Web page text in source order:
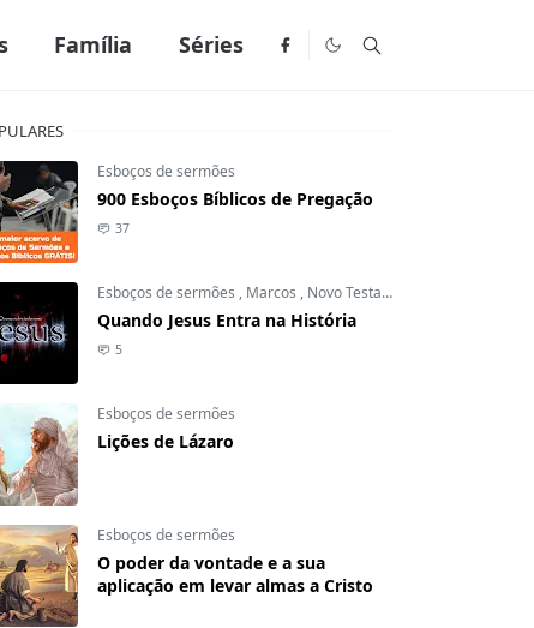
Família Séries
Esboços de sermões
900 Esboços Bíblicos de Pregação
37
Esboços de sermões , Marcos , Novo Testamento
Quando Jesus Entra na História
5
Esboços de sermões
Lições de Lázaro
Esboços de sermões
O poder da vontade e a sua
aplicação em levar almas a Cristo